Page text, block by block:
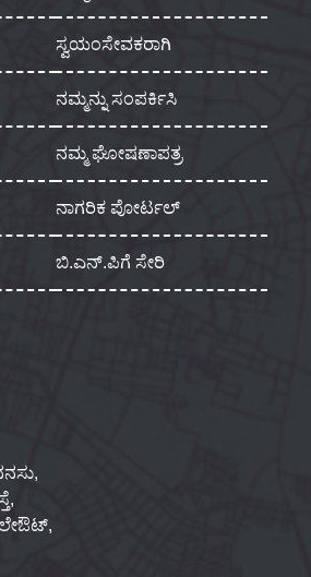
ಸ್ವಯಂಸೇವಕರಾಗಿ
ನಮ್ಮನ್ನು ಸಂಪರ್ಕಿಸಿ
ನಮ್ಮ ಘೋಷಣಾಪತ್ರ
ನಾಗರಿಕ ಪೋರ್ಟಲ್
ಬಿ.ಎನ್.ಪಿಗೆ ಸೇರಿ